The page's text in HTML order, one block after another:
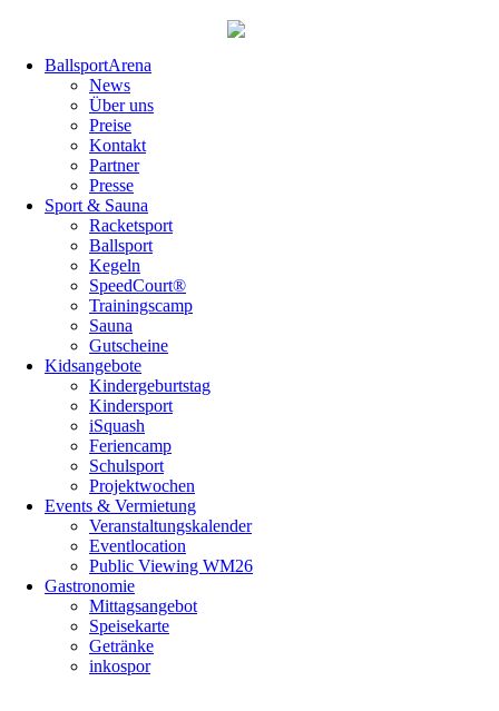
überspringenBallsportArena
News
Über uns
Preise
Kontakt
Partner
Presse
Sport & Sauna
Racketsport
Ballsport
Kegeln
SpeedCourt®
Trainingscamp
Sauna
Gutscheine
Kidsangebote
Kindergeburtstag
Kindersport
iSquash
Feriencamp
Schulsport
Projektwochen
Events & Vermietung
Veranstaltungskalender
Eventlocation
Public Viewing WM26
Gastronomie
Mittagsangebot
Speisekarte
Getränke
inkospor